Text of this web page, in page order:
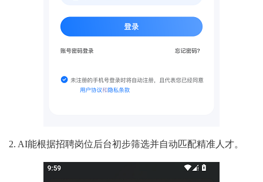
2. AI能根据招聘岗位后台初步筛选并自动匹配精准人才。